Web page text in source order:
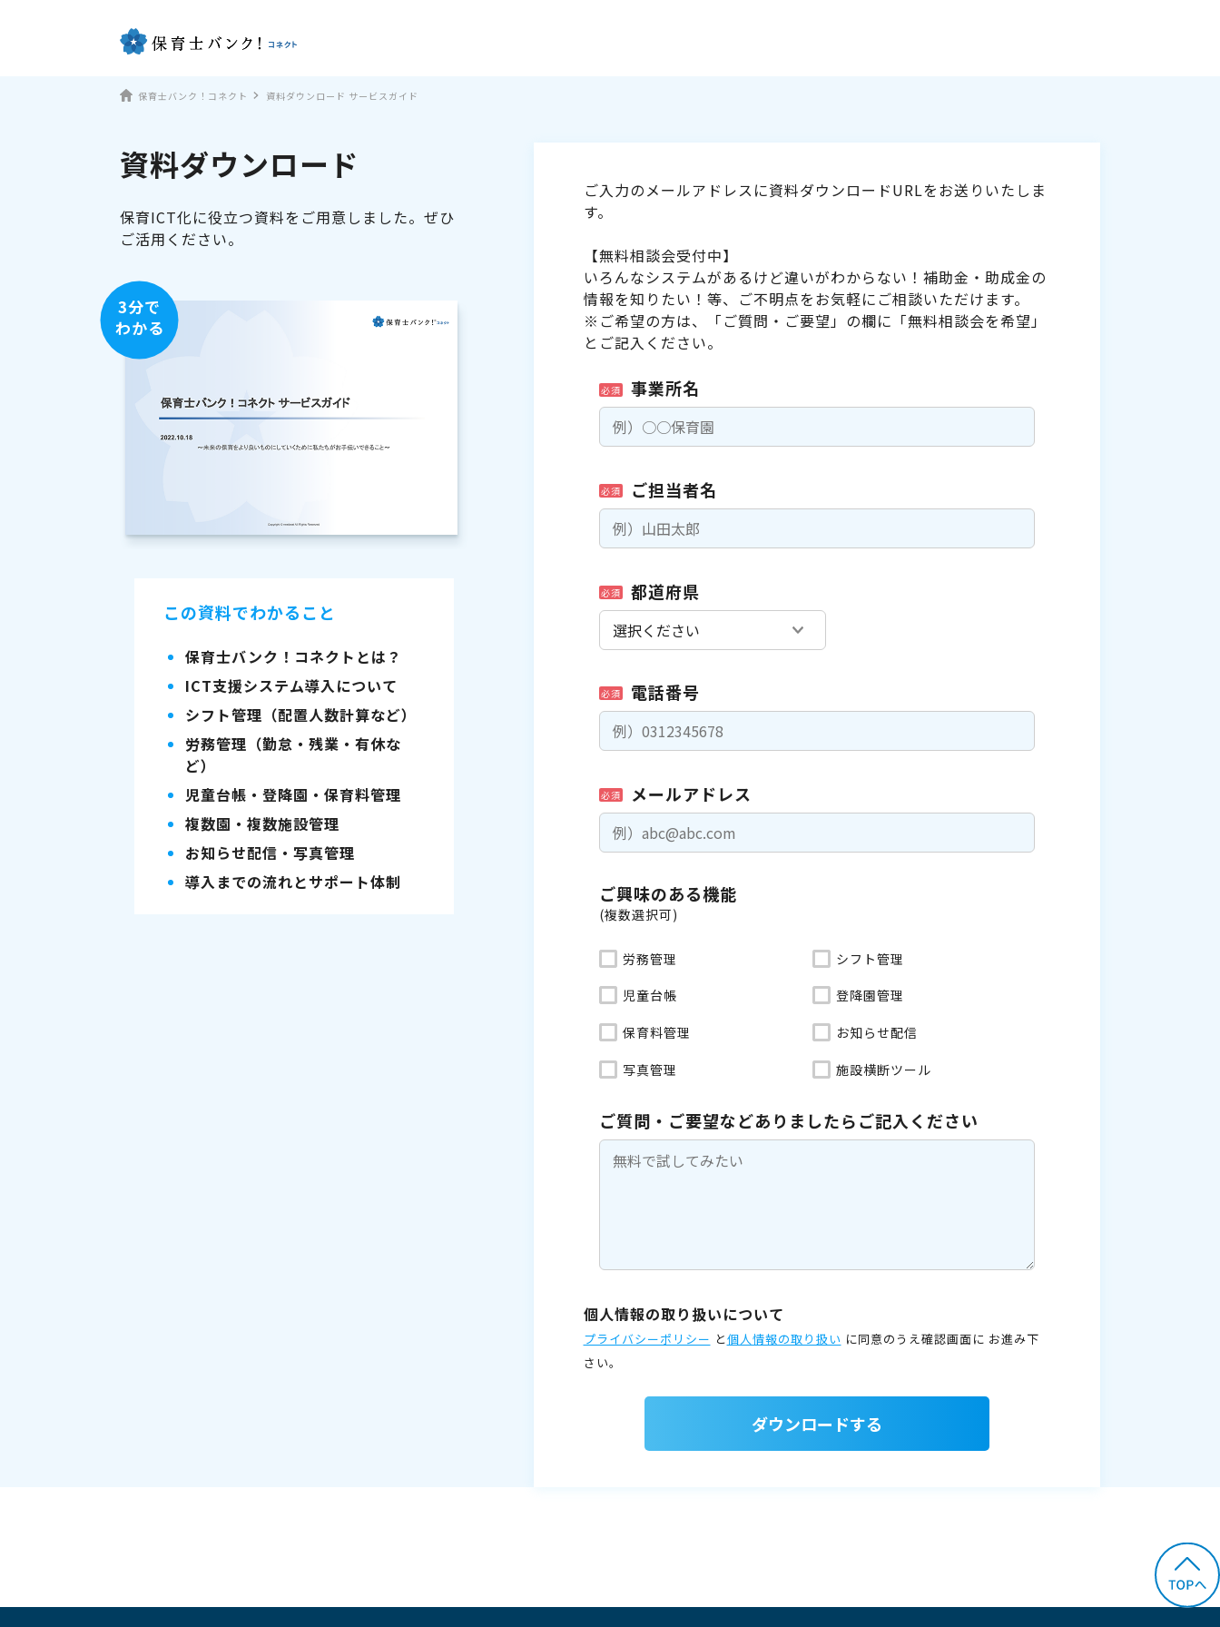
保育士バンク！コネクト 資料ダウンロード サービスガイド
資料ダウンロード
保育ICT化に役立つ資料をご用意しました。ぜひ
ご活用ください。
3分で
わかる
この資料でわかること
保育士バンク！コネクトとは？
ICT支援システム導入について
シフト管理（配置人数計算など）
労務管理（勤怠・残業・有休な
ど）
児童台帳・登降園・保育料管理
複数園・複数施設管理
お知らせ配信・写真管理
導入までの流れとサポート体制
ご入力のメールアドレスに資料ダウンロードURLをお送りいたしま
す。
【無料相談会受付中】
いろんなシステムがあるけど違いがわからない！補助金・助成金の
情報を知りたい！等、ご不明点をお気軽にご相談いただけます。
※ご希望の方は、「ご質問・ご要望」の欄に「無料相談会を希望」
とご記入ください。
必須 事業所名
必須 ご担当者名
必須 都道府県
必須 電話番号
必須 メールアドレス
ご興味のある機能
(複数選択可)
労務管理 シフト管理
児童台帳 登降園管理
保育料管理 お知らせ配信
写真管理 施設横断ツール
ご質問・ご要望などありましたらご記入ください
個人情報の取り扱いについて
プライバシーポリシー と個人情報の取り扱い に同意のうえ確認画面に お進み下
さい。
ダウンロードする